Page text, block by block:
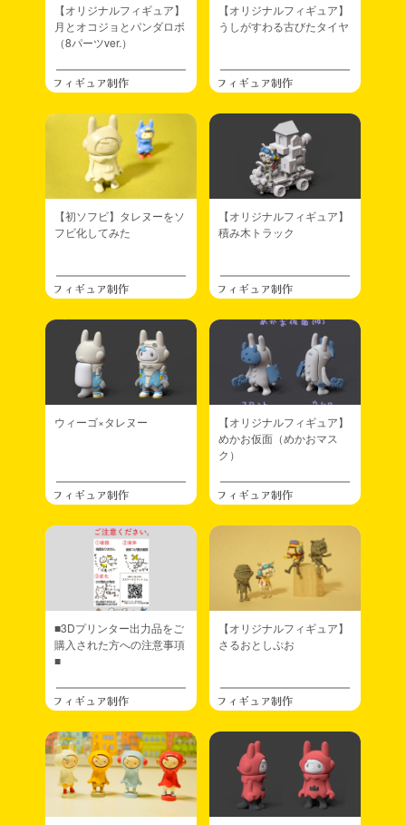
【オリジナルフィギュア】
月とオコジョとパンダロボ
（8パーツver.）
フィギュア制作
【オリジナルフィギュア】
うしがすわる古びたタイヤ
フィギュア制作
【初ソフビ】タレヌーをソ
フビ化してみた
フィギュア制作
【オリジナルフィギュア】
積み木トラック
フィギュア制作
ウィーゴ×タレヌー
フィギュア制作
【オリジナルフィギュア】
めかお仮面（めかおマス
ク）
フィギュア制作
■3Dプリンター出力品をご
購入された方への注意事項
■
フィギュア制作
【オリジナルフィギュア】
さるおとしぷお
フィギュア制作